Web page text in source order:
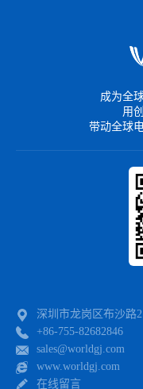
成为全
用
带动全球
深圳市龙岗区布沙路
+86-755-82682846
sales@worldgj.com
www.worldgj.com
在线留言